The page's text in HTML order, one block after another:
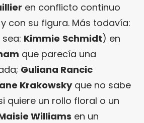
en conflicto continuo
con su figura. Más todavía:
Kimmie Schmidt) en
que parecía una
Guliana Rancic
Krakowskyque no sabe
quiere un rollo floral o un
Williams en un